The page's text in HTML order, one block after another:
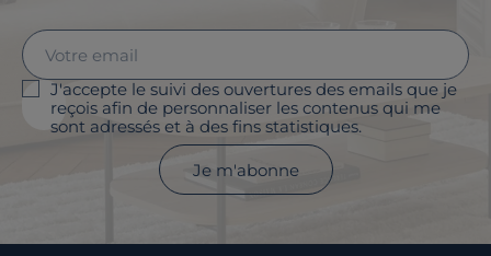
J'accepte le suivi des ouvertures des emails que je
reçois afin de personnaliser les contenus qui me
sont adressés et à des fins statistiques.
Je m'abonne